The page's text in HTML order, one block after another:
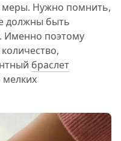
меры. Нужно помнить,
должны быть
Именно поэтому
браслет
мелких